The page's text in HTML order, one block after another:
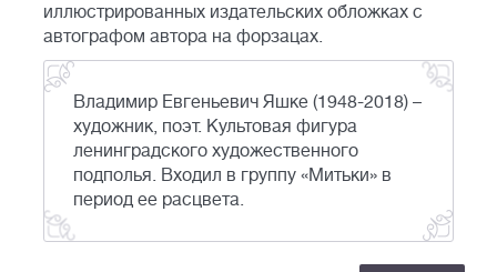
иллюстрированных издательских обложках с
автографом автора на форзацах.
Владимир Евгеньевич Яшке (1948-2018) –
художник, поэт. Культовая фигура
ленинградского художественного
подполья. Входил в группу «Митьки» в
период ее расцвета.